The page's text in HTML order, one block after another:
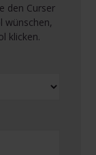
den Curser
wünschen,
klicken.